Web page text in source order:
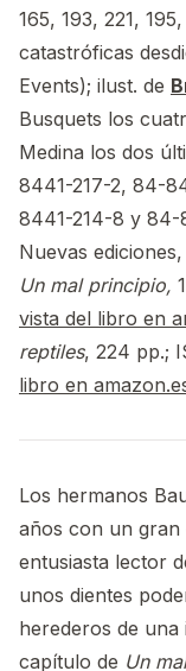
165, 193, 221,
catastróficas
Events); ilust. de
Busquets los
Medina los dos
8441-217-2, 84-
8441-214-8 y 84-
Nuevas
Un mal principio,
vista del libro en
reptiles, 224 pp.;
libro en
Los hermanos
años con un gran
entusiasta lector
unos dientes
herederos de
capítulo de Un